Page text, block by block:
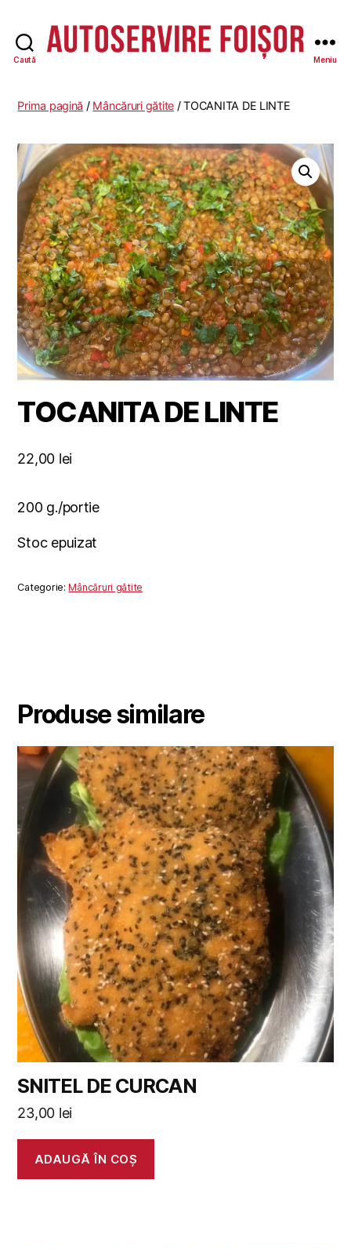
Caută Meniu
Prima pagină / Mâncăruri gătite / TOCANITA DE LINTE
TOCANITA DE LINTE
22,00 lei
200 g./portie
Stoc epuizat
Categorie:Mâncăruri gătite
Produse similare
SNITEL DE CURCAN
23,00 lei
ADAUGĂ ÎN COȘ